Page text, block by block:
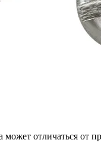
отличаться от